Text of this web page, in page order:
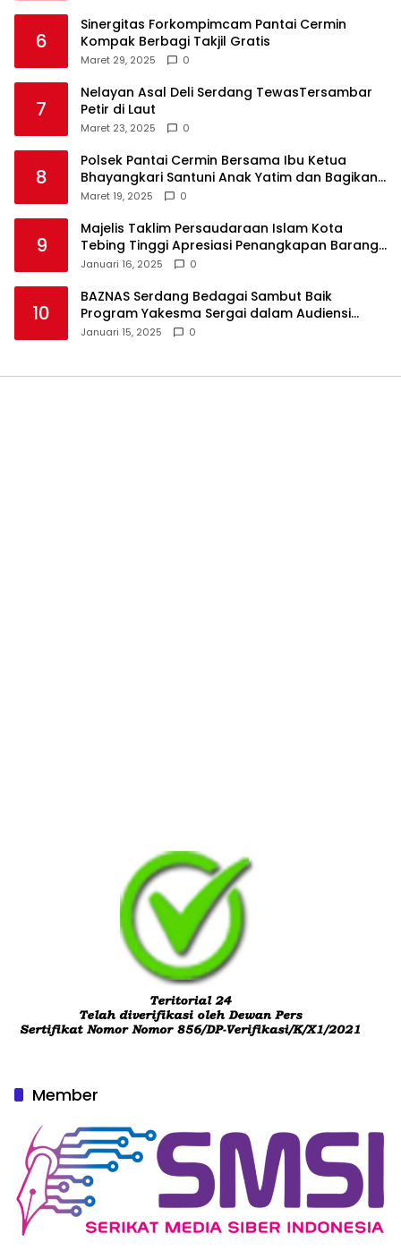
6
Sinergitas Forkompimcam Pantai Cermin
Kompak Berbagi Takjil Gratis
Maret 29, 2025 0
7
Nelayan Asal Deli Serdang TewasTersambar
Petir di Laut
Maret 23, 2025 0
8
Polsek Pantai Cermin Bersama Ibu Ketua
Bhayangkari Santuni Anak Yatim dan Bagikan
Takjil
Maret 19, 2025 0
9
Majelis Taklim Persaudaraan Islam Kota
Tebing Tinggi Apresiasi Penangkapan Barang
Haram
Januari 16, 2025 0
10
BAZNAS Serdang Bedagai Sambut Baik
Program Yakesma Sergai dalam Audiensi
Perkenalan Pengurus Baru
Januari 15, 2025 0
Member